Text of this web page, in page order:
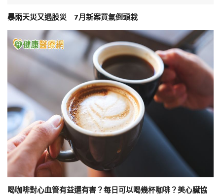
暴雨天災又遇股災 7月新案買氣倒頭栽
喝咖啡對心血管有益還有害？每日可以喝幾杯咖啡？美心臟協